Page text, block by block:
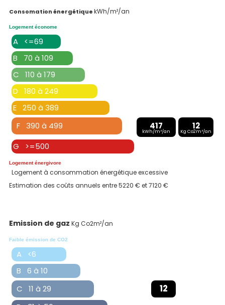
Consomation énergétiquekWh/m²/an
Logement économe
A <=69
B 70 à 109
C 110 à 179
D 180 à 249
E 250 à 389
F 390 à 499
417
kWh/m²/an
12
Kg Co2m²/an
G >=500
Logement énergivore
Logement à consommation énergétique excessive
Estimation des coûts annuels entre 5220 € et 7120 €
Emission de gaz Kg Co2m²/an
Faible émission de CO2
A <6
B 6 à 10
C 11 à 29
12